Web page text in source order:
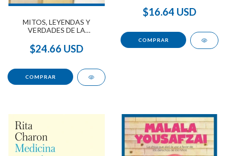
MITOS, LEYENDAS Y
VERDADES DE LA
$24.66 USD
$16.64 USD